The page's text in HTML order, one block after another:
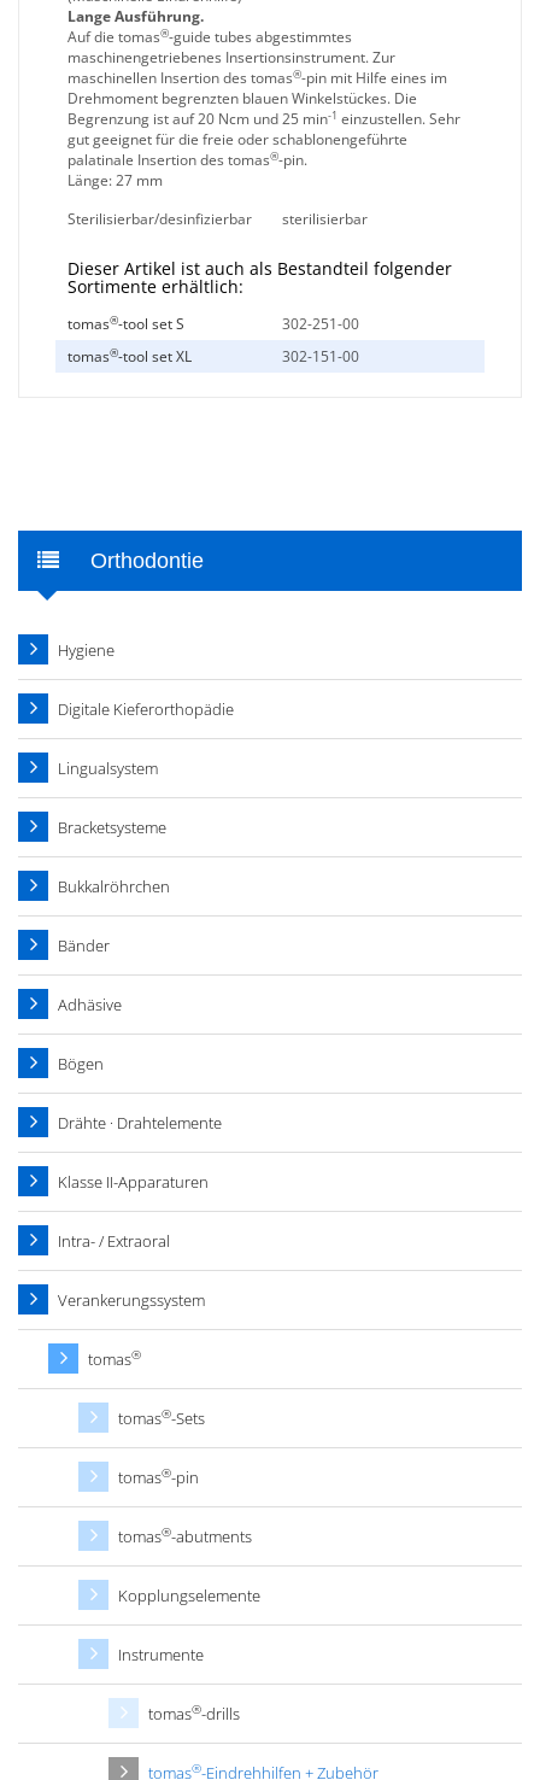
Lange Ausführung.
Auf die tomas®-guide tubes abgestimmtes
maschinengetriebenes Insertionsinstrument. Zur
maschinellen Insertion des tomas®-pin mit Hilfe eines im
Drehmoment begrenzten blauen Winkelstückes. Die
Begrenzung ist auf 20 Ncm und 25 min-1 einzustellen. Sehr
gut geeignet für die freie oder schablonengeführte
palatinale Insertion des tomas®-pin.
Länge: 27 mm
Sterilisierbar/desinfizierbar
sterilisierbar
Dieser Artikel ist auch als Bestandteil folgender
Sortimente erhältlich:
tomas®-tool set S
302-251-00
tomas®-tool set XL 302-151-00
Orthodontie
Hygiene
Digitale Kieferorthopädie
Lingualsystem
Bracketsysteme
Bukkalröhrchen
Bänder
Adhäsive
Bögen
Drähte · Drahtelemente
Klasse II-Apparaturen
Intra- / Extraoral
Verankerungssystem
tomas®
tomas®-Sets
tomas®-pin
tomas®-abutments
Kopplungselemente
Instrumente
tomas®-drills
tomas®-Eindrehhilfen + Zubehör